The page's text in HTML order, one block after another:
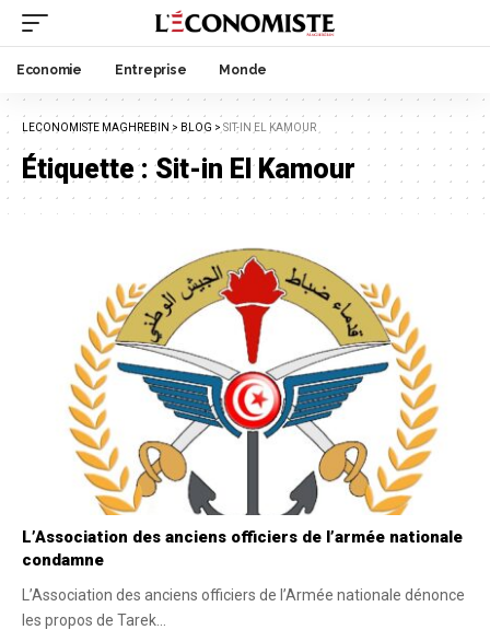
Economie Entreprise Monde
LECONOMISTE MAGHREBIN > BLOG > SIT-IN EL KAMOUR
Étiquette :Sit-in El Kamour
L’Association des anciens officiers de l’armée nationale
condamne
L’Association des anciens officiers de l’Armée nationale dénonce
les propos de Tarek